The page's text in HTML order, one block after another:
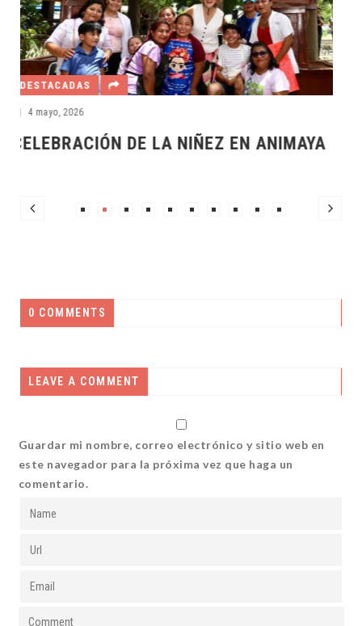
0 COMMENTS
LEAVE A COMMENT
Guardar mi nombre, correo electrónico y sitio web en
este navegador para la próxima vez que haga un
comentario.